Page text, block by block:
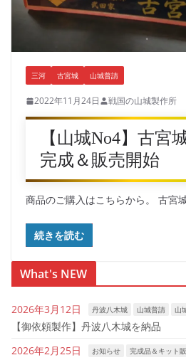
三河 古宮城 山城普請
2022年11月24日 戦国の山城製作所
【山城No4】古
完成＆販売開始
商品のご購入はこちらから。 古宮
続きを読む
What's NEW
2026年3月12日 丹波八木城 山城普請 山
【御依頼製作】丹波八木城を納品
2026年2月25日
お知らせ 完成品＆キット